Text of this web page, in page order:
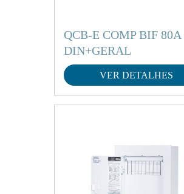
QCB-E COMP BIF 80A
DIN+GERAL
VER DETALHES